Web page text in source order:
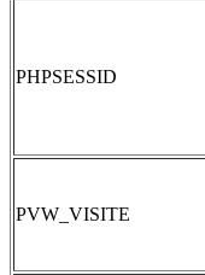
PHPSESSID
PVW_VISITE